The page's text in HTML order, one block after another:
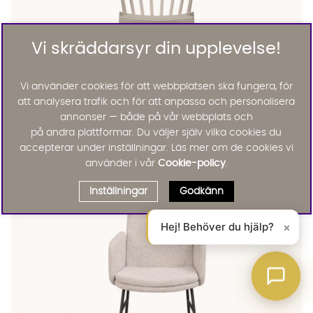
BLISS Stol Mist
KAMPANJ
Vi skräddarsyr din upplevelse!
Vi använder cookies för att webbplatsen ska fungera, för
att analysera trafik och för att anpassa och personalisera
annonser — både på vår webbplats och
på andra plattformar. Du väljer själv vilka cookies du
accepterar under inställningar. Läs mer om de cookies vi
använder i vår Cookie-policy.
Inställningar Godkänn
Hej! Behöver du hjälp? ×